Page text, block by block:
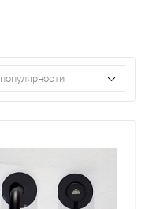
популярности